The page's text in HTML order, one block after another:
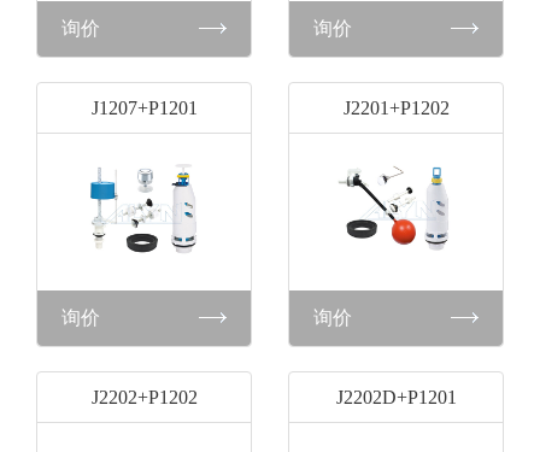
询价 询价
J1207+P1201
询价
J2201+P1202
询价
J2202+P1202 J2202D+P1201